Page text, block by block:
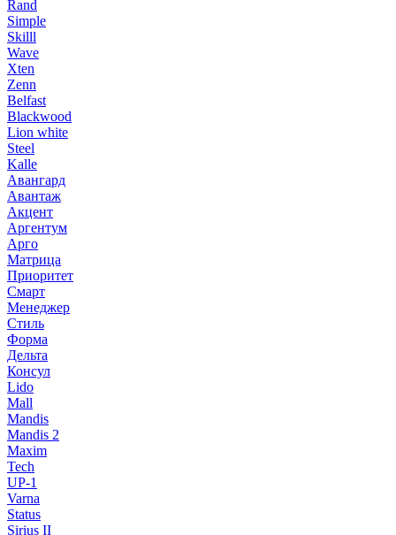
Rand
Simple
Skilll
Wave
Xten
Zenn
Belfast
Blackwood
Lion white
Steel
Kalle
Авангард
Авантаж
Акцент
Аргентум
Арго
Матрица
Приоритет
Смарт
Менеджер
Стиль
Форма
Дельта
Консул
Lido
Mall
Mandis
Mandis 2
Maxim
Tech
UP-1
Varna
Status
Sirius II